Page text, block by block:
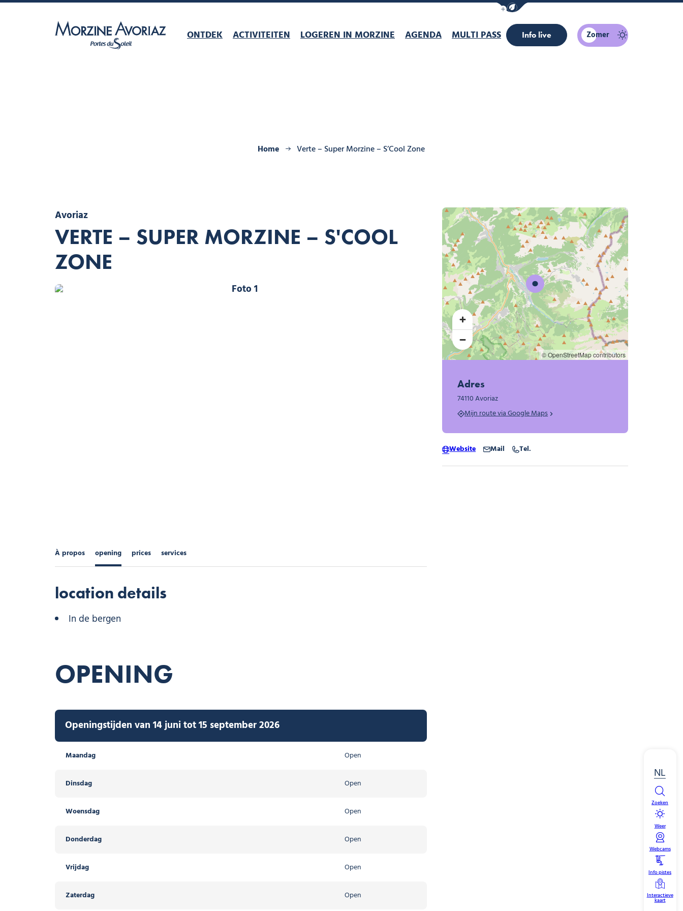
Navigatiebalk eco-modus weergeven/
ONTDEK ACTIVITEITEN LOGEREN IN MORZINE AGENDA MULTI PASS Info live Zomer
Home Verte – Super Morzine – S’Cool Zone
NL
Zoeken
Weer
Webcams
Info pistes
Interactieve
kaart
Avoriaz
VERTE – SUPER MORZINE – S'COOL
ZONE
Foto 1
À propos opening prices services
location details
In de bergen
OPENING
Openingstijden van 14 juni tot 15 september 2026
Maandag Open
Dinsdag Open
Woensdag Open
Donderdag Open
Vrijdag Open
Zaterdag Open
© OpenStreetMap contributors
Adres
74110 Avoriaz
Mijn route via Google Maps
Website Mail Tel.